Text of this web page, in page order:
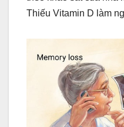
o
k
Thiếu Vitamin D làm